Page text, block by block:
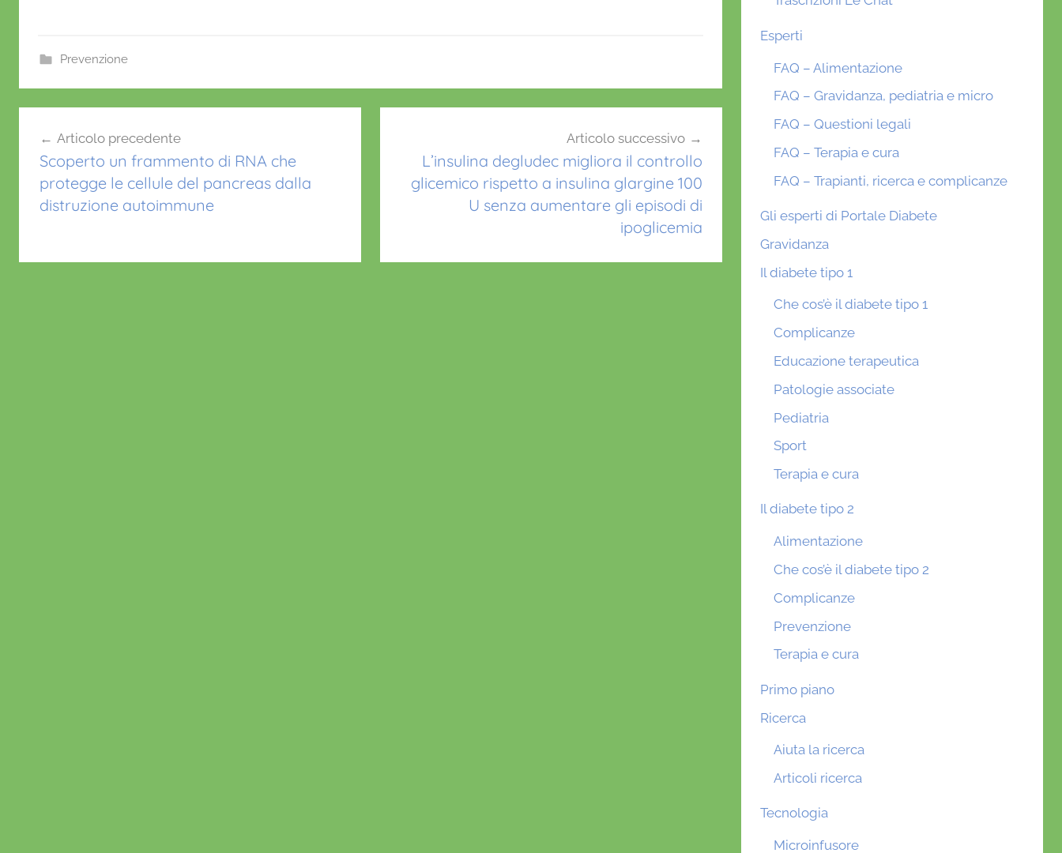
e
b
o
o
k
er
A
p
p
st
Prevenzione
articoli
Articolo precedente
Scoperto un frammento di RNA che
protegge le cellule del pancreas dalla
distruzione autoimmune
Articolo successivo
L’insulina degludec migliora il controllo
glicemico rispetto a insulina glargine 100
U senza aumentare gli episodi di
ipoglicemia
Esperti
FAQ – Alimentazione
FAQ – Gravidanza, pediatria e micro
FAQ – Questioni legali
FAQ – Terapia e cura
FAQ – Trapianti, ricerca e complicanze
Gli esperti di Portale Diabete
Gravidanza
Il diabete tipo 1
Che cos’è il diabete tipo 1
Complicanze
Educazione terapeutica
Patologie associate
Pediatria
Sport
Terapia e cura
Il diabete tipo 2
Alimentazione
Che cos’è il diabete tipo 2
Complicanze
Prevenzione
Terapia e cura
Primo piano
Ricerca
Aiuta la ricerca
Articoli ricerca
Tecnologia
Microinfusore